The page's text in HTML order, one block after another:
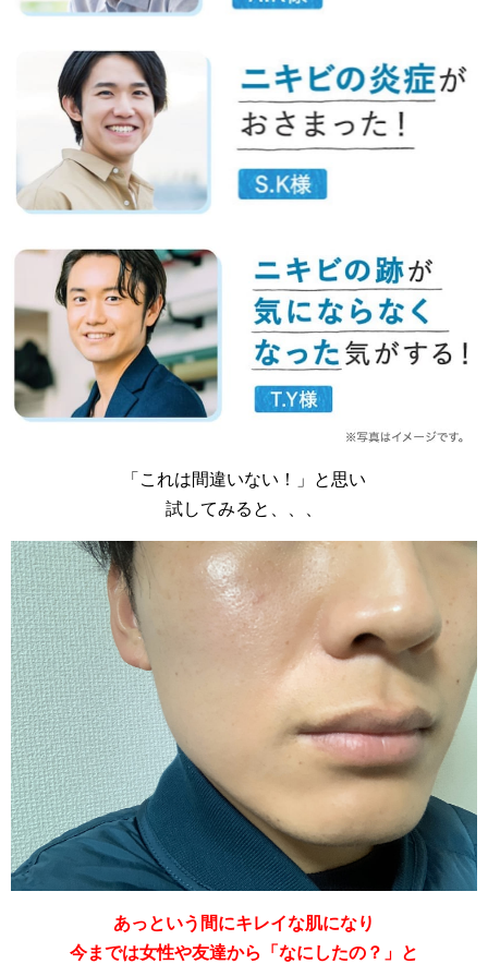
「これは間違いない！」と思い
試してみると、、、
あっという間にキレイな肌になり
今までは女性や友達から「なにしたの？」と